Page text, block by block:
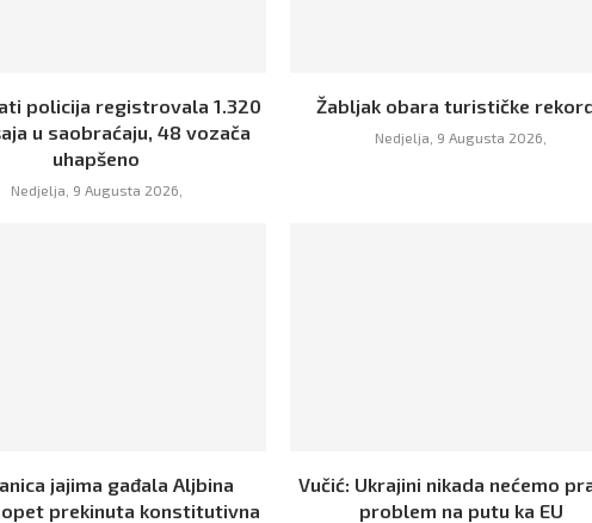
policija registrovala 1.320
u saobraćaju, 48 vozača
uhapšeno
Nedjelja, 9 Augusta 2026,
Žabljak obara turističke
Nedjelja, 9 Augusta 2026,
jajima gađala Aljbina
prekinuta konstitutivna
Vučić: Ukrajini nikada nećemo
problem na putu ka EU